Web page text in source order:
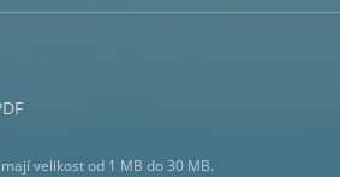
velikost od 1 MB do 30 MB.